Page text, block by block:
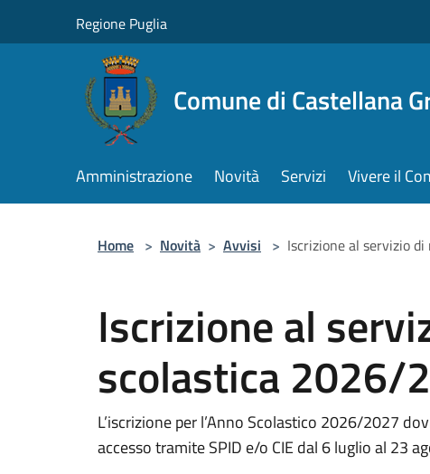
Regione Puglia
Comune di Castellana
Amministrazione Novità Servizi Vivere il
Home > Novità > Avvisi > Iscrizione al servizio
Iscrizione al
scolastica 2026/
L’iscrizione per l’Anno Scolastico 2026/2027
accesso tramite SPID e/o CIE dal 6 luglio al 23